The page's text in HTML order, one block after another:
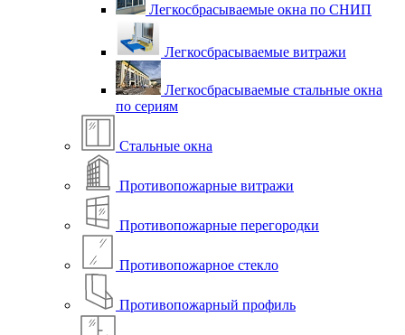
Легкосбрасываемые окна по СНИП
Легкосбрасываемые витражи
Легкосбрасываемые стальные окна
по сериям
Стальные окна
Противопожарные витражи
Противопожарные перегородки
Противопожарное стекло
Противопожарный профиль